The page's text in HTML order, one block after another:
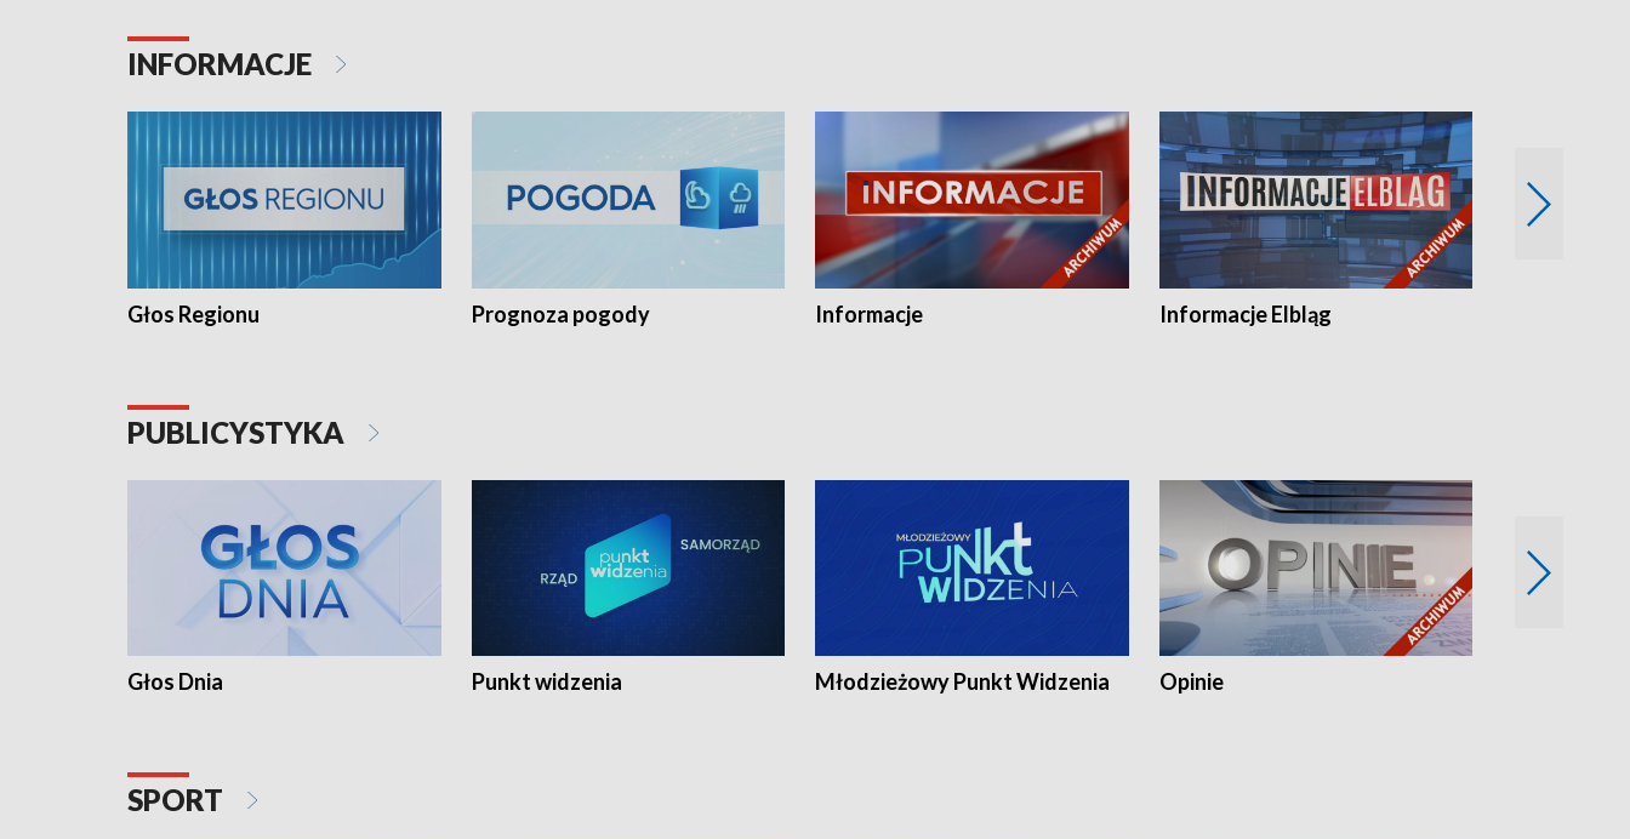
INFORMACJE
Głos Regionu Prognoza pogody Informacje Informacje Elbląg
PUBLICYSTYKA
Głos Dnia Punkt widzenia Młodzieżowy Punkt Widzenia Opinie
SPORT